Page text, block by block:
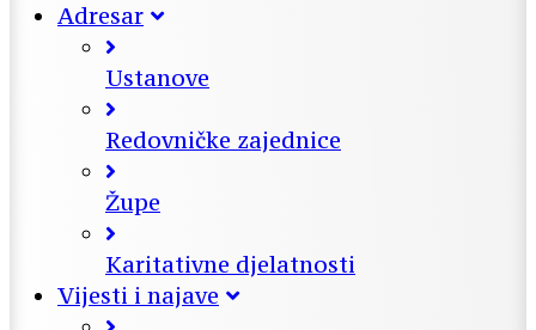
Adresar
Ustanove
Redovničke zajednice
Župe
Karitativne djelatnosti
Vijesti i najave